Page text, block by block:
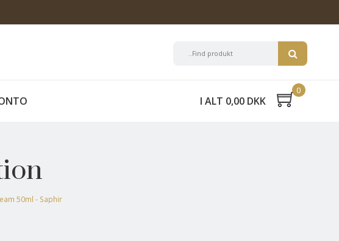
I ALT 0,00 DKK
0
50ml - Saphir